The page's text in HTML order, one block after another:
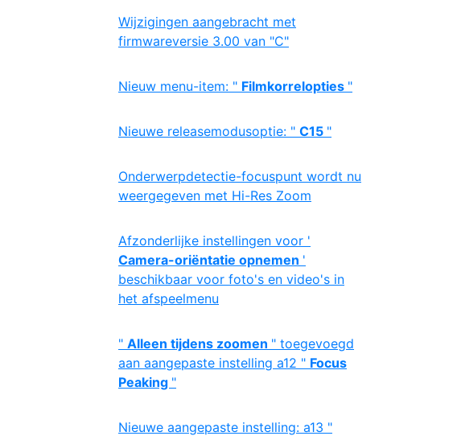
Wijzigingen aangebracht met
firmwareversie 3.00 van "C"
Nieuw menu-item: " Filmkorrelopties "
Nieuwe releasemodusoptie: " C15 "
Onderwerpdetectie-focuspunt wordt nu
weergegeven met Hi-Res Zoom
Afzonderlijke instellingen voor '
Camera-oriëntatie opnemen '
beschikbaar voor foto's en video's in
het afspeelmenu
" Alleen tijdens zoomen " toegevoegd
aan aangepaste instelling a12 " Focus
Peaking "
Nieuwe aangepaste instelling: a13 "